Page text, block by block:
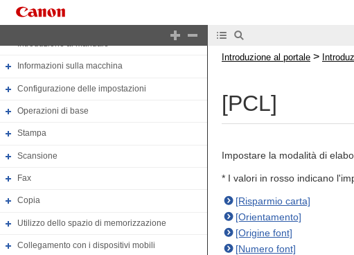
Introduzione al portale
Introduzione al manuale
Informazioni sulla macchina
Configurazione delle impostazioni
Operazioni di base
Stampa
Scansione
Fax
Copia
Utilizzo dello spazio di memorizzazione
Collegamento con i dispositivi mobili
Introduzione al portale >
[PCL]
Impostare la modalità di
* I valori in rosso indicano
[Risparmio carta]
[Orientamento]
[Origine font]
[Numero font]